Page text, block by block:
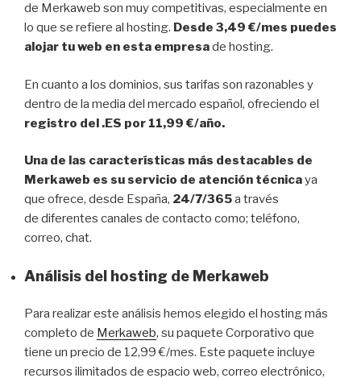
de Merkaweb son muy competitivas, especialmente en
lo que se refiere al hosting. Desde 3,49 €/mes puedes
alojar tu web en esta empresade hosting.
En cuanto a los dominios, sus tarifas son razonables y
dentro de la media del mercado español, ofreciendo el
registro del .ES por 11,99 €/año.
Una de las características más destacables de
Merkaweb es su servicio de atención técnicaya
que ofrece, desde España, 24/7/365a través
de diferentes canales de contacto como; teléfono,
correo, chat.
Análisis del hosting de Merkaweb
Para realizar este análisis hemos elegido el hosting más
completo de Merkaweb, su paquete Corporativo que
tiene un precio de 12,99 €/mes. Este paquete incluye
recursos ilimitados de espacio web, correo electrónico,